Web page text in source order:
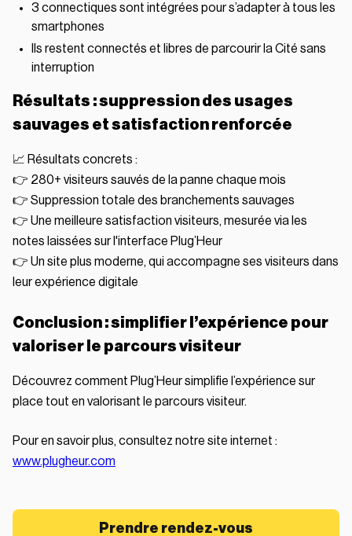
3 connectiques sont intégrées pour s’adapter à tous les
smartphones
Ils restent connectés et libres de parcourir la Cité sans
interruption
Résultats : suppression des usages
sauvages et satisfaction renforcée
📈 Résultats concrets :
👉 280+ visiteurs sauvés de la panne chaque mois
👉 Suppression totale des branchements sauvages
👉 Une meilleure satisfaction visiteurs, mesurée via les
notes laissées sur l'interface Plug’Heur
👉 Un site plus moderne, qui accompagne ses visiteurs dans
leur expérience digitale
Conclusion : simplifier l’expérience pour
valoriser le parcours visiteur
Découvrez comment Plug’Heur simplifie l’expérience sur
place tout en valorisant le parcours visiteur.
Pour en savoir plus, consultez notre site internet :
www.plugheur.com
Prendre rendez-vous